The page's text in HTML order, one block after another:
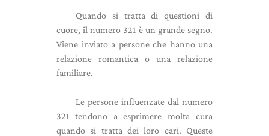
Quando si tratta di questioni di
cuore, il numero 321 è un grande segno.
Viene inviato a persone che hanno una
relazione romantica o una relazione
familiare.
Le persone influenzate dal numero
321 tendono a esprimere molta cura
quando si tratta dei loro cari. Queste